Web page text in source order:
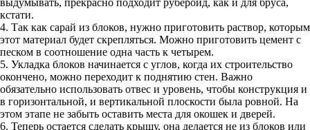
выдумывать, прекрасно подходит рубероид, как и для бруса,
кстати.
4. Так как сарай из блоков, нужно приготовить раствор, которым
этот материал будет скрепляться. Можно приготовить цемент с
песком в соотношение одна часть к четырем.
5. Укладка блоков начинается с углов, когда их строительство
окончено, можно переходит к поднятию стен. Важно
обязательно использовать отвес и уровень, чтобы конструкция и
в горизонтальной, и вертикальной плоскости была ровной. На
этом этапе не забыть оставить места для окошек и дверей.
6. Теперь остается сделать крышу, она делается не из блоков или